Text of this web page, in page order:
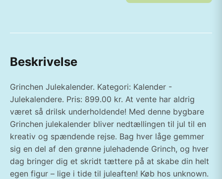
Beskrivelse
Grinchen Julekalender. Kategori: Kalender -
Julekalendere. Pris: 899.00 kr. At vente har aldrig
været så drilsk underholdende! Med denne bygbare
Grinchen julekalender bliver nedtællingen til jul til en
kreativ og spændende rejse. Bag hver låge gemmer
sig en del af den grønne julehadende Grinch, og hver
dag bringer dig et skridt tættere på at skabe din helt
egen figur – lige i tide til juleaften! Køb hos unknown.